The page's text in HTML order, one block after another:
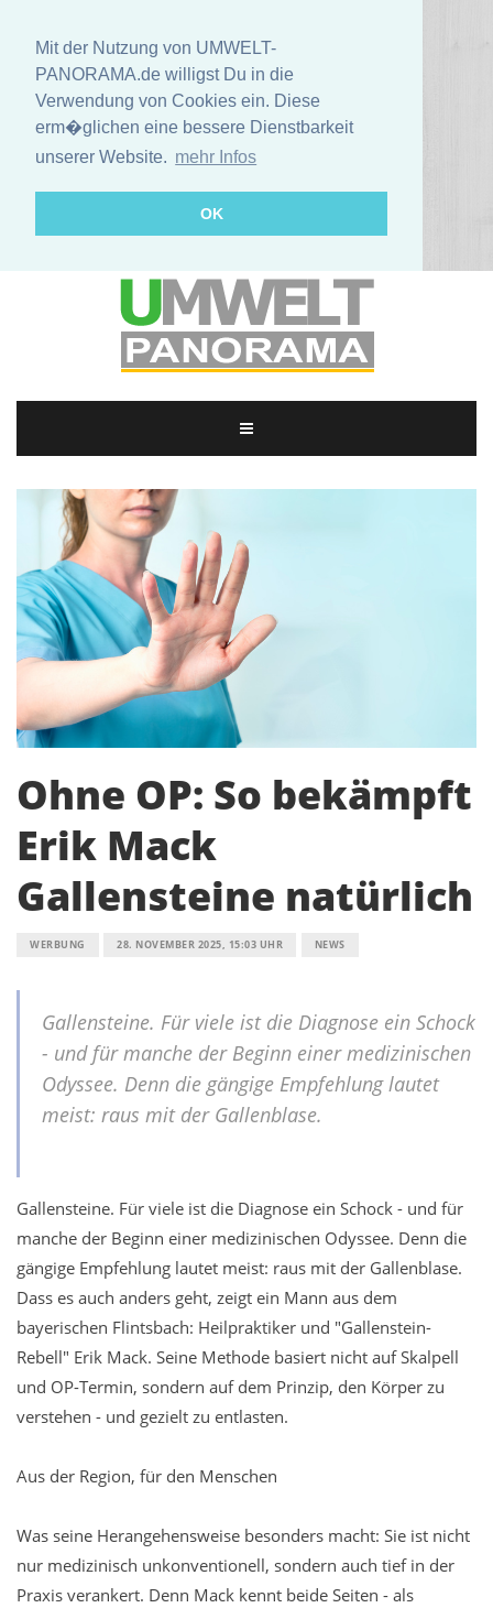
Mit der Nutzung von UMWELT-
PANORAMA.de willigst Du in die
Verwendung von Cookies ein. Diese
erm�glichen eine bessere Dienstbarkeit
unserer Website. mehr Infos
OK
Ohne OP: So bekämpft
Erik Mack
Gallensteine natürlich
WERBUNG 28. NOVEMBER 2025, 15:03 UHR NEWS
Gallensteine. Für viele ist die Diagnose ein Schock
- und für manche der Beginn einer medizinischen
Odyssee. Denn die gängige Empfehlung lautet
meist: raus mit der Gallenblase.
Gallensteine. Für viele ist die Diagnose ein Schock - und für
manche der Beginn einer medizinischen Odyssee. Denn die
gängige Empfehlung lautet meist: raus mit der Gallenblase.
Dass es auch anders geht, zeigt ein Mann aus dem
bayerischen Flintsbach: Heilpraktiker und "Gallenstein-
Rebell" Erik Mack. Seine Methode basiert nicht auf Skalpell
und OP-Termin, sondern auf dem Prinzip, den Körper zu
verstehen - und gezielt zu entlasten.
Aus der Region, für den Menschen
Was seine Herangehensweise besonders macht: Sie ist nicht
nur medizinisch unkonventionell, sondern auch tief in der
Praxis verankert. Denn Mack kennt beide Seiten - als